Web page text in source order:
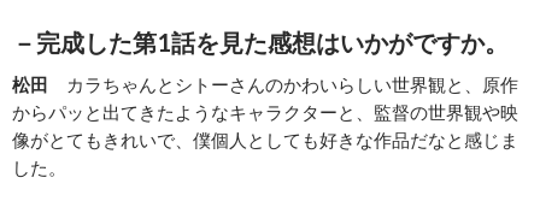
－完成した第1話を見た感想はいかがですか。
松田 カラちゃんとシトーさんのかわいらしい世界観と、原作
からパッと出てきたようなキャラクターと、監督の世界観や映
像がとてもきれいで、僕個人としても好きな作品だなと感じま
した。